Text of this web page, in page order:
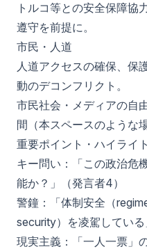
トルコ等との安全保障協
遵守を前提に。
市民・人道
人道アクセスの確保、保
動のデコンフリクト。
市民社会・メディアの自
間（本スペースのような
重要ポイント・ハイライト
キー問い：「この政治危
能か？」（発言者4）
警鐘：「体制安全（
security）を凌駕している
現実主義：「一人一票」